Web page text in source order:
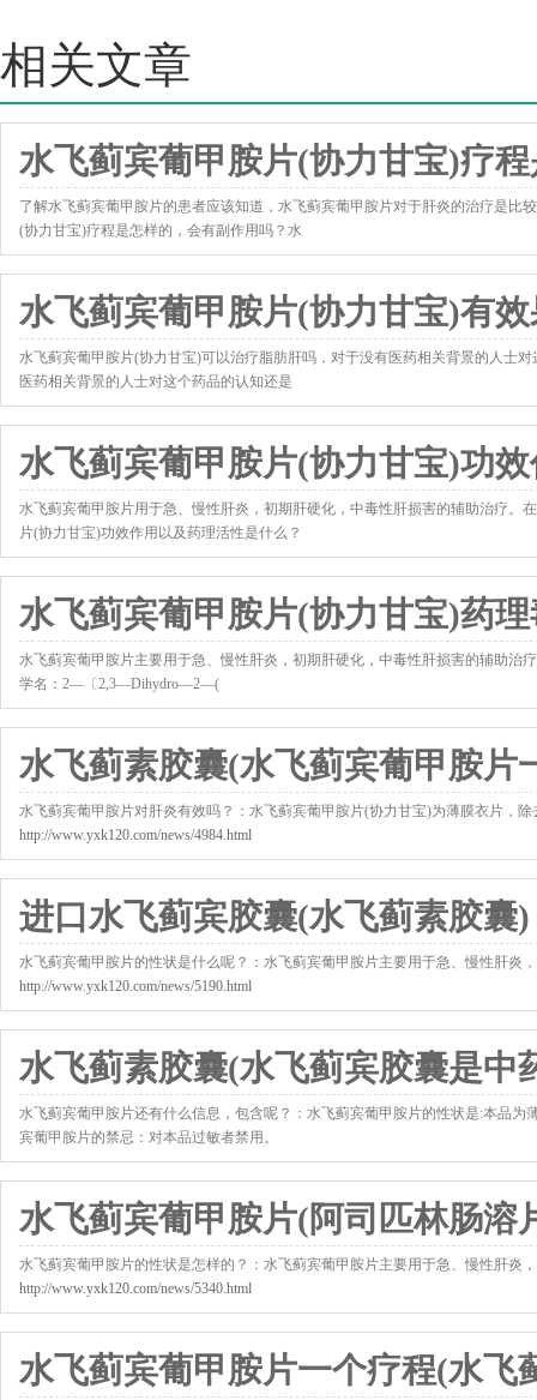
相关文章
水飞蓟宾葡甲胺片(协力甘宝)疗
了解水飞蓟宾葡甲胺片的患者应该知道，水飞蓟宾葡甲胺片对于肝炎的治疗是
(协力甘宝)疗程是怎样的，会有副作用吗？水
http://www.yxk120.com/news/3817.html
水飞蓟宾葡甲胺片(协力甘宝)有
水飞蓟宾葡甲胺片(协力甘宝)可以治疗脂肪肝吗，对于没有医药相关背景的人士
医药相关背景的人士对这个药品的认知还是
http://www.yxk120.com/news/3818.html
水飞蓟宾葡甲胺片(协力甘宝)功
水飞蓟宾葡甲胺片用于急、慢性肝炎，初期肝硬化，中毒性肝损害的辅助治疗
片(协力甘宝)功效作用以及药理活性是什么？
http://www.yxk120.com/news/3819.html
水飞蓟宾葡甲胺片(协力甘宝)药
水飞蓟宾葡甲胺片主要用于急、慢性肝炎，初期肝硬化，中毒性肝损害的辅助
学名：2—〔2,3—Dihydro—2—(
http://www.yxk120.com/news/3820.html
水飞蓟素胶囊(水飞蓟宾葡甲胺片
水飞蓟宾葡甲胺片对肝炎有效吗？：水飞蓟宾葡甲胺片(协力甘宝)为薄膜衣片，
http://www.yxk120.com/news/4984.html
进口水飞蓟宾胶囊(水飞蓟素胶囊)
水飞蓟宾葡甲胺片的性状是什么呢？：水飞蓟宾葡甲胺片主要用于急、慢性肝
http://www.yxk120.com/news/5190.html
水飞蓟素胶囊(水飞蓟宾胶囊是中
水飞蓟宾葡甲胺片还有什么信息，包含呢？：水飞蓟宾葡甲胺片的性状是:本品
宾葡甲胺片的禁忌：对本品过敏者禁用。
http://www.yxk120.com/news/5218.html
水飞蓟宾葡甲胺片(阿司匹林肠溶
水飞蓟宾葡甲胺片的性状是怎样的？：水飞蓟宾葡甲胺片主要用于急、慢性肝
http://www.yxk120.com/news/5340.html
水飞蓟宾葡甲胺片一个疗程(水飞